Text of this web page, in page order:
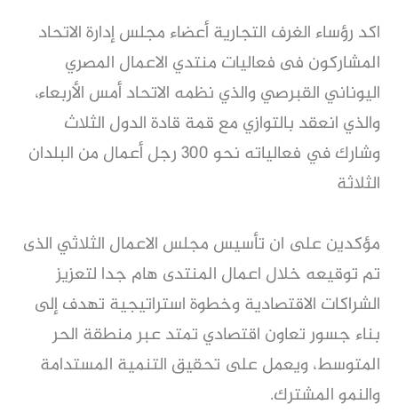
اكد رؤساء الغرف التجارية أعضاء مجلس إدارة الاتحاد
المشاركون فى فعاليات منتدي الاعمال المصري
اليوناني القبرصي والذي نظمه الاتحاد أمس الأربعاء،
والذي انعقد بالتوازي مع قمة قادة الدول الثلاث
وشارك في فعالياته نحو 300 رجل أعمال من البلدان
الثلاثة
مؤكدين على ان تأسيس مجلس الاعمال الثلاثي الذى
تم توقيعه خلال اعمال المنتدى هام جدا لتعزيز
الشراكات الاقتصادية وخطوة استراتيجية تهدف إلى
بناء جسور تعاون اقتصادي تمتد عبر منطقة الحر
المتوسط، ويعمل على تحقيق التنمية المستدامة
والنمو المشترك.